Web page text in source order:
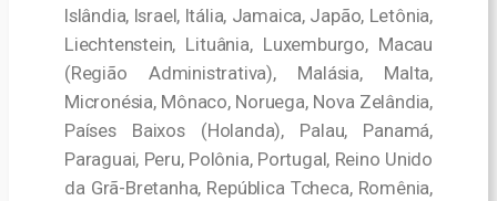
Islândia, Israel, Itália, Jamaica, Japão, Letônia,
Liechtenstein, Lituânia, Luxemburgo, Macau
(Região Administrativa), Malásia, Malta,
Micronésia, Mônaco, Noruega, Nova Zelândia,
Países Baixos (Holanda), Palau, Panamá,
Paraguai, Peru, Polônia, Portugal, Reino Unido
da Grã-Bretanha, República Tcheca, Romênia,